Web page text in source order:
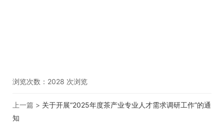
浏览次数： 2028 次浏览
上一篇 > 关于开展“2025年度茶产业专业人才需求调研工作”的通
知